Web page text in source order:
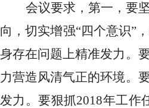
会议要求，第一，要
向，切实增强“四个意识”
身存在问题上精准发力。
力营造风清气正的环境。
发力。要狠抓2018年工作